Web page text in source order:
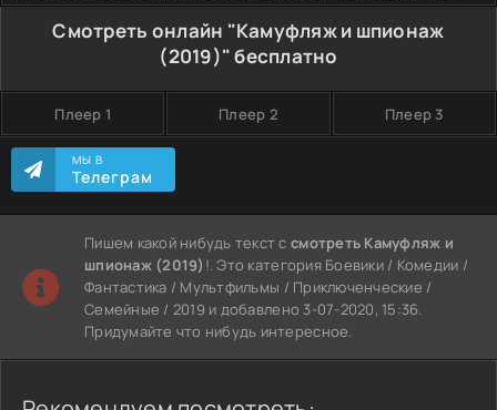
Смотреть онлайн "Камуфляж и шпионаж
(2019)" бесплатно
Плеер 1 Плеер 2 Плеер 3
МЫ В
Телеграм
Пишем какой нибудь текст ссмотреть Камуфляж и
шпионаж (2019) !. Это категория Боевики / Комедии /
Фантастика / Мультфильмы / Приключенческие /
Семейные / 2019 и добавлено 3-07-2020, 15:36.
Придумайте что нибудь интересное.